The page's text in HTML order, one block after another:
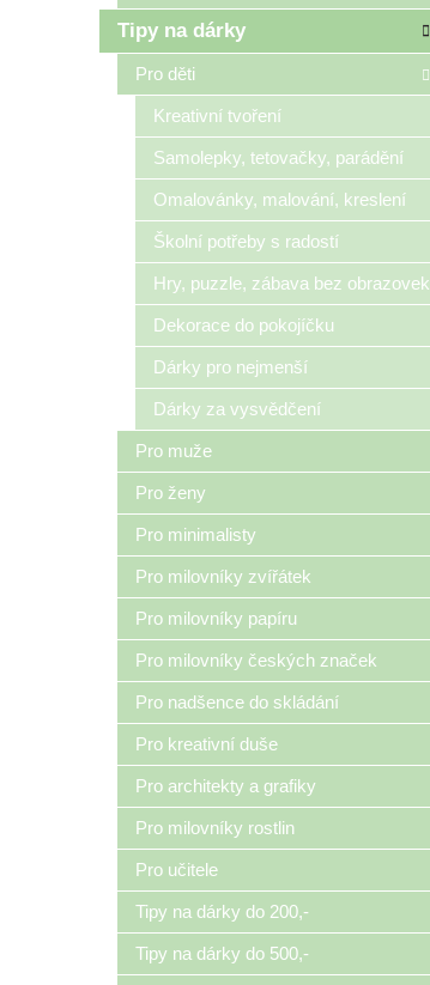
Tipy na dárky
Pro děti
Kreativní tvoření
Samolepky, tetovačky, parádění
Omalovánky, malování, kreslení
Školní potřeby s radostí
Hry, puzzle, zábava bez obrazovek
Dekorace do pokojíčku
Dárky pro nejmenší
Dárky za vysvědčení
Pro muže
Pro ženy
Pro minimalisty
Pro milovníky zvířátek
Pro milovníky papíru
Pro milovníky českých značek
Pro nadšence do skládání
Pro kreativní duše
Pro architekty a grafiky
Pro milovníky rostlin
Pro učitele
Tipy na dárky do 200,-
Tipy na dárky do 500,-